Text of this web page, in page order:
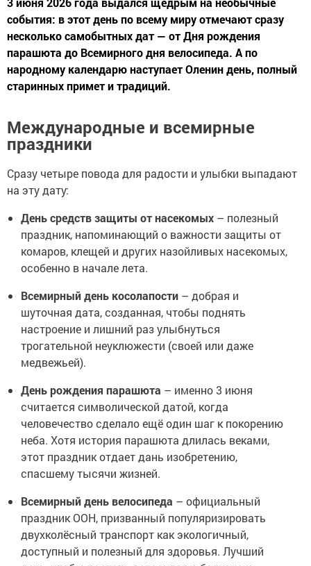
события: в этот день по всему миру отмечают сразу
несколько самобытных дат — от Дня рождения
парашюта до Всемирного дня велосипеда. А по
народному календарю наступает Оленин день, полный
старинных примет и традиций.
Международные и всемирные
праздники
Сразу четыре повода для радости и улыбки выпадают
на эту дату:
День средств защиты от насекомых – полезный
праздник, напоминающий о важности защиты от
комаров, клещей и других назойливых насекомых,
особенно в начале лета.
Всемирный день косолапости – добрая и
шуточная дата, созданная, чтобы поднять
настроение и лишний раз улыбнуться
трогательной неуклюжести (своей или даже
медвежьей).
День рождения парашюта – именно 3 июня
считается символической датой, когда
человечество сделало ещё один шаг к покорению
неба. Хотя история парашюта длилась веками,
этот праздник отдает дань изобретению,
спасшему тысячи жизней.
Всемирный день велосипеда – официальный
праздник ООН, призванный популяризировать
двухколёсный транспорт как экологичный,
доступный и полезный для здоровья. Лучший